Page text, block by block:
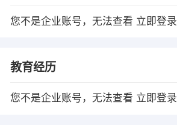
您不是企业账号，无法查看 立即登录
教育经历
您不是企业账号，无法查看 立即登录